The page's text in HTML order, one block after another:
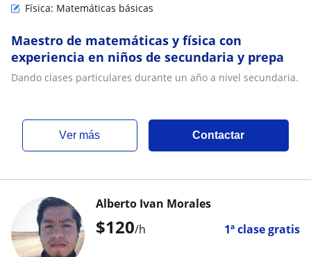
Física: Matemáticas básicas
Maestro de matemáticas y física con
experiencia en niños de secundaria y prepa
Dando clases particulares durante un año a nivel secundaria.
ver más Contactar
$120/h 1ª clase gratis
Alberto Ivan Morales